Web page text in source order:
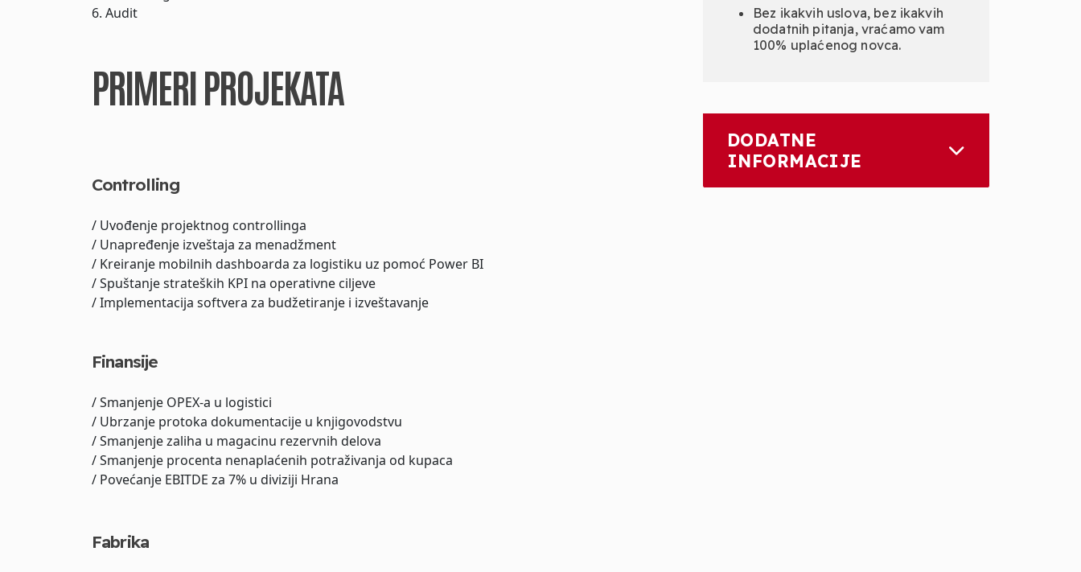
6. Audit
PRIMERI PROJEKATA
Controlling
/ Uvođenje projektnog controllinga
/ Unapređenje izveštaja za menadžment
/ Kreiranje mobilnih dashboarda za logistiku uz pomoć Power BI
/ Spuštanje strateških KPI na operativne ciljeve
/ Implementacija softvera za budžetiranje i izveštavanje
Finansije
/ Smanjenje OPEX-a u logistici
/ Ubrzanje protoka dokumentacije u knjigovodstvu
/ Smanjenje zaliha u magacinu rezervnih delova
/ Smanjenje procenta nenaplaćenih potraživanja od kupaca
/ Povećanje EBITDE za 7% u diviziji Hrana
Fabrika
Bez ikakvih uslova, bez ikakvih
dodatnih pitanja, vraćamo vam
100% uplaćenog novca.
DODATNE
INFORMACIJE